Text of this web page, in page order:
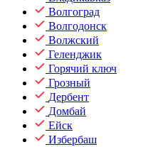
Волгоград
Волгодонск
Волжский
Геленджик
Горячий ключ
Грозный
Дербент
Домбай
Ейск
Избербаш